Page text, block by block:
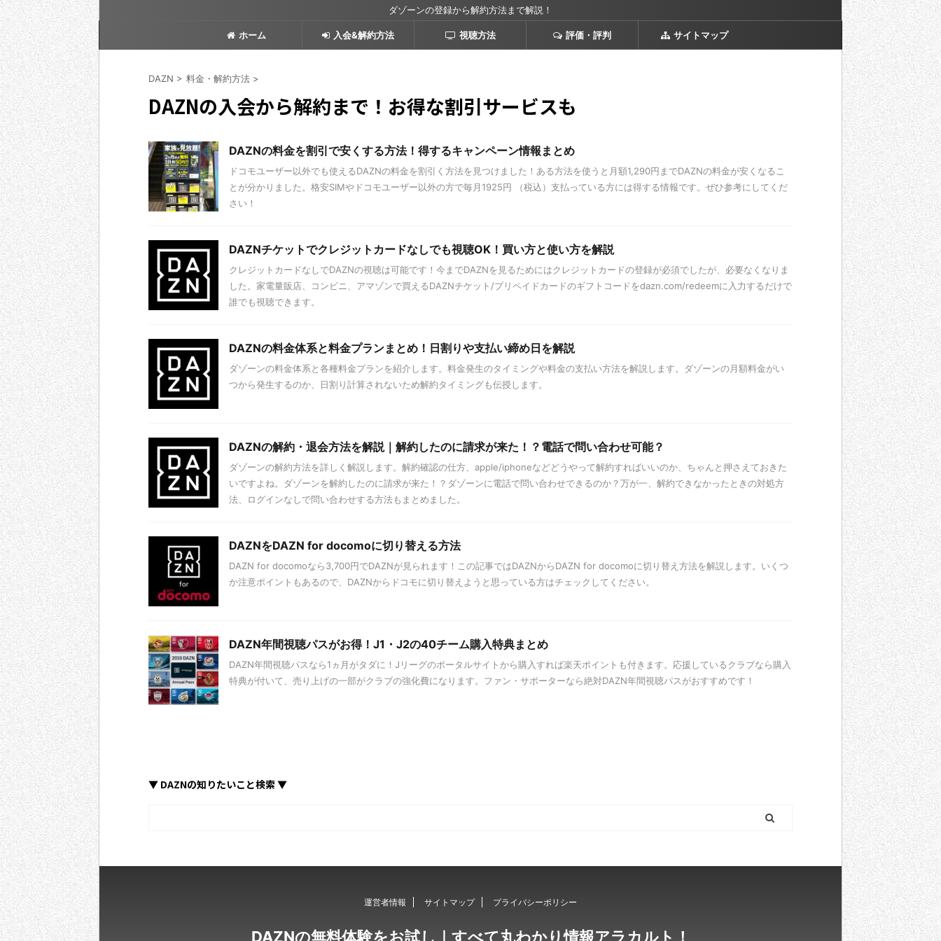
ダゾーンの登録から解約方法まで解説！
ホーム 入会&解約方法 視聴方法 評価・評判 サイトマップ
DAZN > 料金・解約方法 >
DAZNの入会から解約まで！お得な割引サービスも
DAZNの料金を割引で安くする方法！得するキャンペーン情報まとめ
ドコモユーザー以外でも使えるDAZNの料金を割引く方法を見つけました！ある方法を使うと月額1,290円までDAZNの料金が安くなるこ
とが分かりました。格安SIMやドコモユーザー以外の方で毎月1925円 （税込）支払っている方には得する情報です。ぜひ参考にしてくだ
さい！
DAZNチケットでクレジットカードなしでも視聴OK！買い方と使い方を解説
クレジットカードなしでDAZNの視聴は可能です！今までDAZNを見るためにはクレジットカードの登録が必須でしたが、必要なくなりま
した。家電量販店、コンビニ、アマゾンで買えるDAZNチケット/プリペイドカードのギフトコードをdazn.com/redeemに入力するだけで
誰でも視聴できます。
DAZNの料金体系と料金プランまとめ！日割りや支払い締め日を解説
ダゾーンの料金体系と各種料金プランを紹介します。料金発生のタイミングや料金の支払い方法を解説します。ダゾーンの月額料金がい
つから発生するのか、日割り計算されないため解約タイミングも伝授します。
DAZNの解約・退会方法を解説｜解約したのに請求が来た！？電話で問い合わせ可能？
ダゾーンの解約方法を詳しく解説します。解約確認の仕方、apple/iphoneなどどうやって解約すればいいのか、ちゃんと押さえておきた
いですよね。ダゾーンを解約したのに請求が来た！？ダゾーンに電話で問い合わせできるのか？万が一、解約できなかったときの対処方
法、ログインなしで問い合わせする方法もまとめました。
DAZNをDAZN for docomoに切り替える方法
DAZN for docomoなら3,700円でDAZNが見られます！この記事ではDAZNからDAZN for docomoに切り替え方法を解説します。いくつ
か注意ポイントもあるので、DAZNからドコモに切り替えようと思っている方はチェックしてください。
DAZN年間視聴パスがお得！J1・J2の40チーム購入特典まとめ
DAZN年間視聴パスなら1ヵ月がタダに！Jリーグのポータルサイトから購入すれば楽天ポイントも付きます。応援しているクラブなら購入
特典が付いて、売り上げの一部がクラブの強化費になります。ファン・サポーターなら絶対DAZN年間視聴パスがおすすめです！
▼ DAZNの知りたいこと検索 ▼
運営者情報 サイトマップ プライバシーポリシー
DAZNの無料体験をお試し｜すべて丸わかり情報アラカルト！